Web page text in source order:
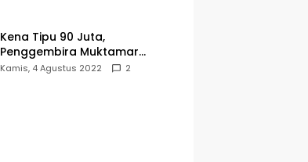
Kena Tipu 90 Juta,
Penggembira Muktamar
Muhammadiyah Aisyiyah Asal
Kamis, 4 Agustus 2022 2